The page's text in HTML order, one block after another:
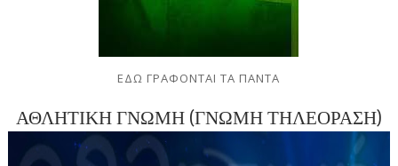
ΕΔΩ ΓΡΑΦΟΝΤΑΙ ΤΑ ΠΑΝΤΑ
ΑΘΛΗΤΙΚΗ ΓΝΩΜΗ (ΓΝΩΜΗ ΤΗΛΕΟΡΑΣΗ)